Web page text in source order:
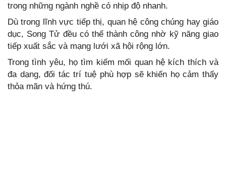
trong những ngành nghề có nhịp độ nhanh.
Dù trong lĩnh vực tiếp thị, quan hệ công chúng hay giáo
dục, Song Tử đều có thể thành công nhờ kỹ năng giao
tiếp xuất sắc và mạng lưới xã hội rộng lớn.
Trong tình yêu, họ tìm kiếm mối quan hệ kích thích và
đa dạng, đối tác trí tuệ phù hợp sẽ khiến họ cảm thấy
thỏa mãn và hứng thú.